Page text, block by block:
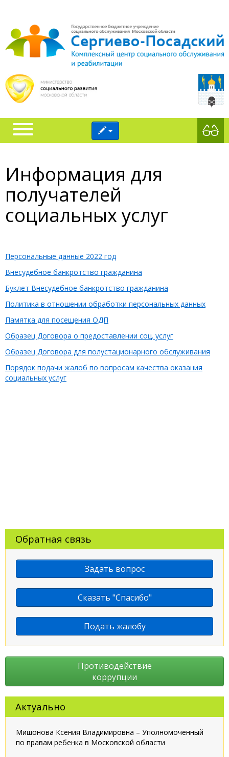
Информация для
получателей
социальных услуг
Персональные данные 2022 год
Внесудебное банкротство гражданина
Буклет Внесудебное банкротство гражданина
Политика в отношении обработки персональных данных
Памятка для посещения ОДП
Образец Договора о предоставлении соц. услуг
Образец Договора для полустационарного обслуживания
Порядок подачи жалоб по вопросам качества оказания
социальных услуг
Обратная связь
Задать вопрос
Сказать "Спасибо"
Подать жалобу
Противодействие
коррупции
Актуально
Мишонова Ксения Владимировна – Уполномоченный
по правам ребенка в Московской области